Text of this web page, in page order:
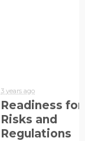
3 years ago
Readiness
Risks and
Regulations